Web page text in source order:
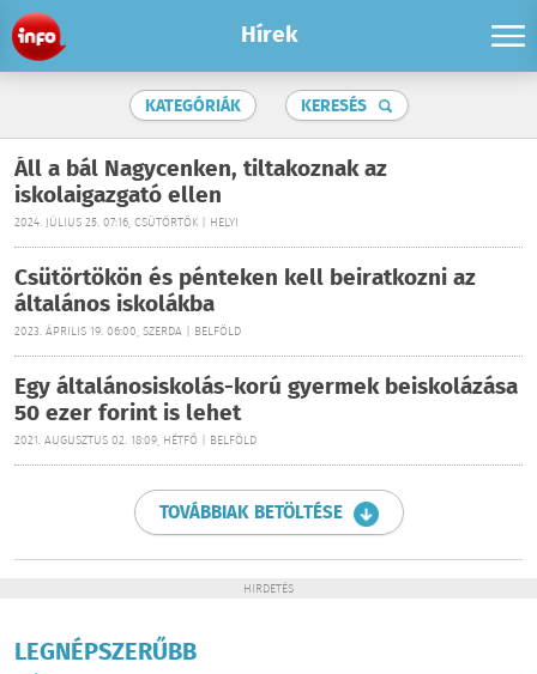
Hírek
KATEGÓRIÁK KERESÉS
Áll a bál Nagycenken, tiltakoznak az
iskolaigazgató ellen
2024. JÚLIUS 25. 07:16, CSÜTÖRTÖK | HELYI
Csütörtökön és pénteken kell beiratkozni az
általános iskolákba
2023. ÁPRILIS 19. 06:00, SZERDA | BELFÖLD
Egy általánosiskolás-korú gyermek beiskolázása
50 ezer forint is lehet
2021. AUGUSZTUS 02. 18:09, HÉTFŐ | BELFÖLD
TOVÁBBIAK BETÖLTÉSE
HIRDETÉS
LEGNÉPSZERŰBB